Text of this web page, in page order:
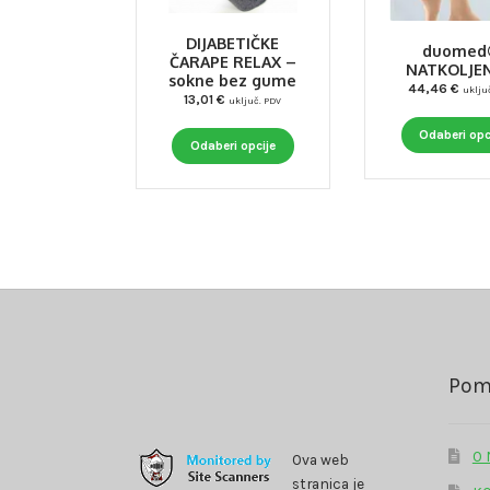
DIJABETIČKE
ČARAPE RELAX –
sokne bez gume
13,01€ uključ. PDV
Odaberi opcije
Ovaj
ima
44,46€
Odaberi
Ova web
stranica je
O